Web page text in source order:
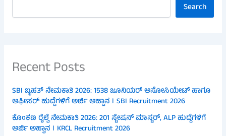
Search
Recent Posts
SBI ಬೃಹತ್ ನೇಮಕಾತಿ 2026: 1538 ಜೂನಿಯರ್ ಅಸೋಸಿಯೇಟ್ ಹಾಗೂ
ಆಫೀಸರ್ ಹುದ್ದೆಗಳಿಗೆ ಅರ್ಜಿ ಅಹ್ವಾನ । SBI Recruitment 2026
ಕೊಂಕಣ ರೈಲ್ವೆ ನೇಮಕಾತಿ 2026: 201 ಸ್ಟೇಷನ್ ಮಾಸ್ಟರ್, ALP ಹುದ್ದೆಗಳಿಗೆ
ಅರ್ಜಿ ಅಹ್ವಾನ । KRCL Recruitment 2026